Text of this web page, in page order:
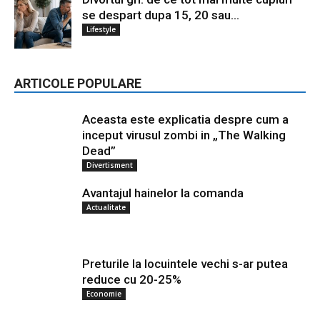
se despart dupa 15, 20 sau...
Lifestyle
ARTICOLE POPULARE
Aceasta este explicatia despre cum a
inceput virusul zombi in „The Walking
Dead”
Divertisment
Avantajul hainelor la comanda
Actualitate
Preturile la locuintele vechi s-ar putea
reduce cu 20-25%
Economie